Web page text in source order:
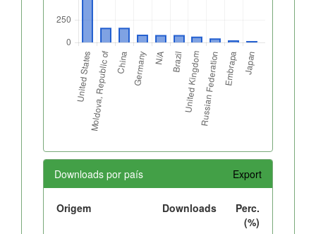
Downloads por país Export
Origem Downloads
Perc.
(%)